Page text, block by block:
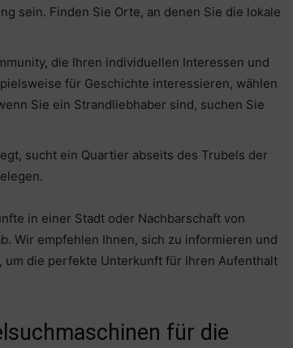
sein. Finden Sie Orte, an denen Sie die lokale
die Ihren individuellen Interessen und
für Geschichte interessieren, wählen
Sie ein Strandliebhaber sind, suchen Sie
sucht ein Quartier abseits des Trubels der
in einer Stadt oder Nachbarschaft von
Wir empfehlen Ihnen, sich zu informieren und
die perfekte Unterkunft für Ihren Aufenthalt
für die